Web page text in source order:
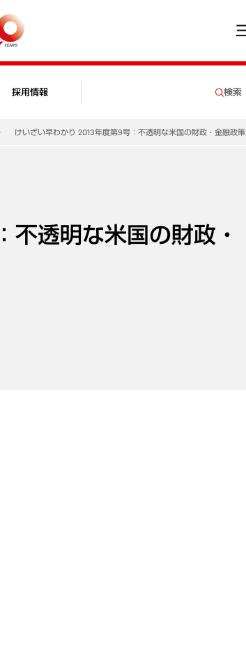
採用情報 検索
けいざい早わかり 2013年度第9号：不透明な米国の財政・金融政策
透明な米国の財政・